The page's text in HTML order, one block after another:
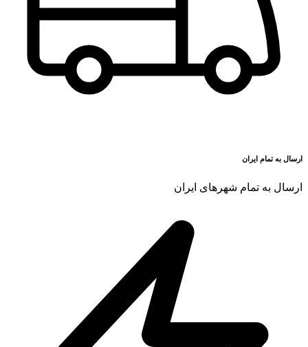
ارسال به تمام ایران
ارسال به تمام شهرهای ایران